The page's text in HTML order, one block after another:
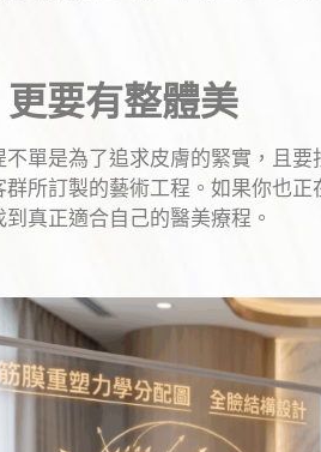
要有整體美
單是為了追求皮膚的緊實，且
所訂製的藝術工程。如果你也
真正適合自己的醫美療程。